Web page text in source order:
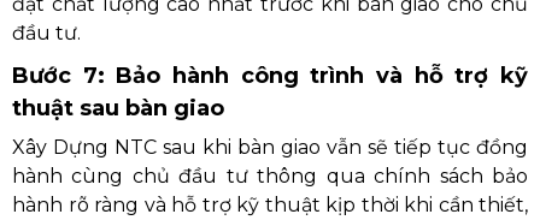
đầu tư.
Bước 7: Bảo hành công trình và hỗ trợ kỹ
thuật sau bàn giao
Xây Dựng NTC sau khi bàn giao vẫn sẽ tiếp tục đồng
hành cùng chủ đầu tư thông qua chính sách bảo
hành rõ ràng và hỗ trợ kỹ thuật kịp thời khi cần thiết,